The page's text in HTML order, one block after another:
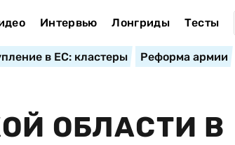
Интервью Лонгриды Тесты
в ЕС: кластеры Реформа армии
ОБЛАСТИ В